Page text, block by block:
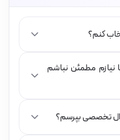
کنم؟
نیازم مطمئن نباشم
تخصصی بپرسم؟